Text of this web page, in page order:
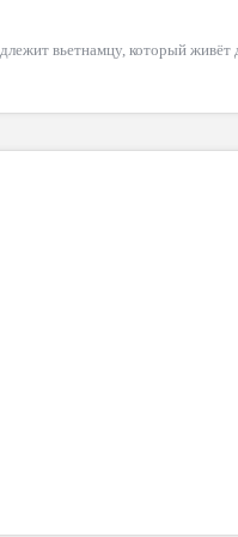
вьетнамцу, который живёт